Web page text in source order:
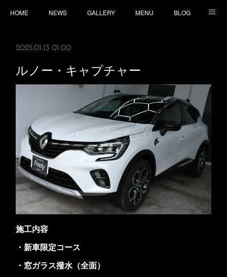
HOME NEWS GALLERY MENU BLOG
2025.01.13 01:00
ルノー・キャプチャー
施工内容
・新車限定コース
・窓ガラス撥水（全面）